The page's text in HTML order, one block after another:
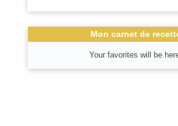
Mon carnet de
Your favorites will be